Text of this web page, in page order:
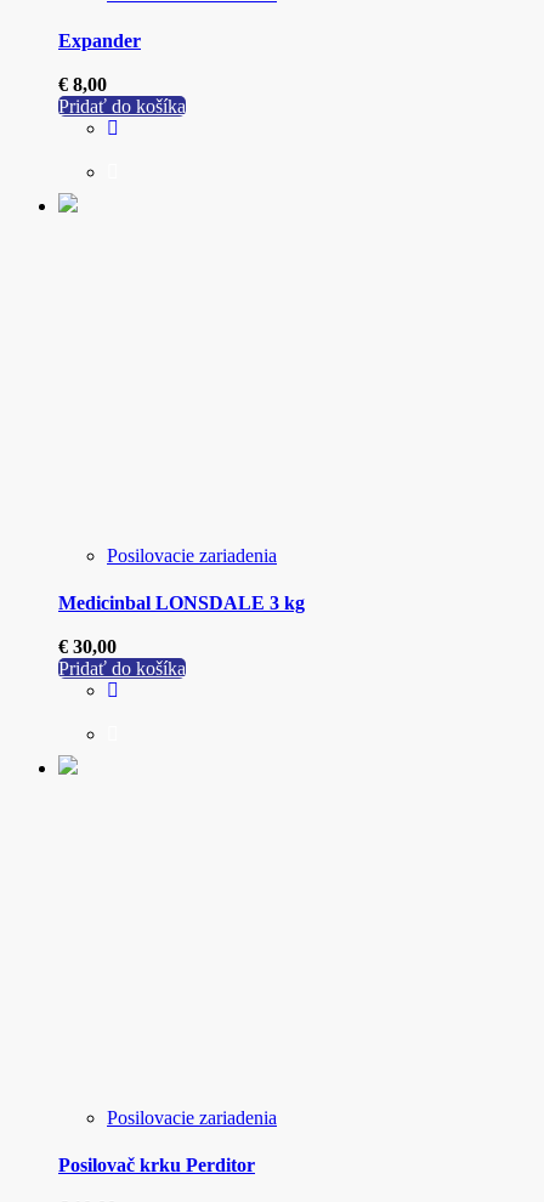
Expander
€ 8,00
Pridať do košíka
Posilovacie zariadenia
Medicinbal LONSDALE 3 kg
€ 30,00
Pridať do košíka
Posilovacie zariadenia
Posilovač krku Perditor